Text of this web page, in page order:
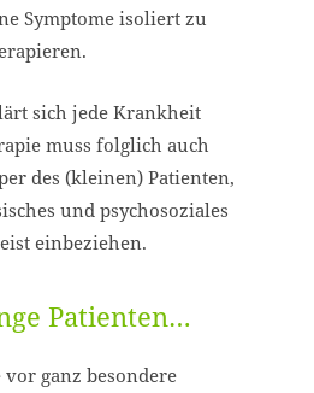
Symptome isoliert zu
sich jede Krankheit
muss folglich auch
des (kleinen) Patienten,
und psychosoziales
einbeziehen.
Patienten…
ganz besondere